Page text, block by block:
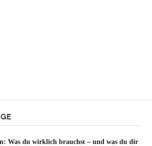
Was du wirklich brauchst – und was du dir